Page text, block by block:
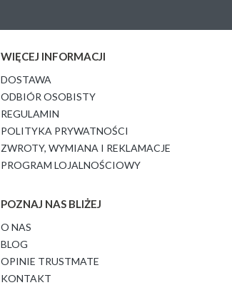
WIĘCEJ INFORMACJI
DOSTAWA
ODBIÓR OSOBISTY
REGULAMIN
POLITYKA PRYWATNOŚCI
ZWROTY, WYMIANA I REKLAMACJE
PROGRAM LOJALNOŚCIOWY
POZNAJ NAS BLIŻEJ
O NAS
BLOG
OPINIE TRUSTMATE
KONTAKT